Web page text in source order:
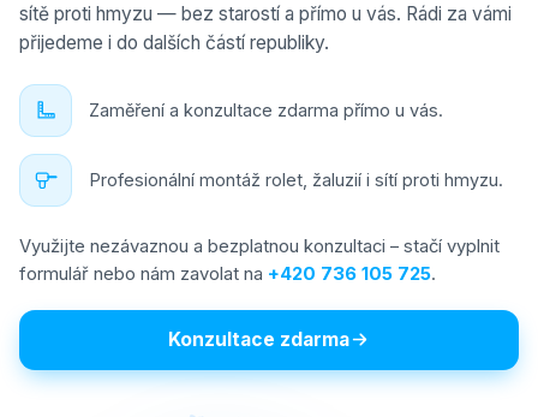
sítě proti hmyzu — bez starostí a přímo u vás. Rádi za vámi
přijedeme i do dalších částí republiky.
Zaměření a konzultace zdarma přímo u vás.
Profesionální montáž rolet, žaluzií i sítí proti hmyzu.
Využijte nezávaznou a bezplatnou konzultaci – stačí vyplnit
formulář nebo nám zavolat na +420 736 105 725.
Konzultace zdarma